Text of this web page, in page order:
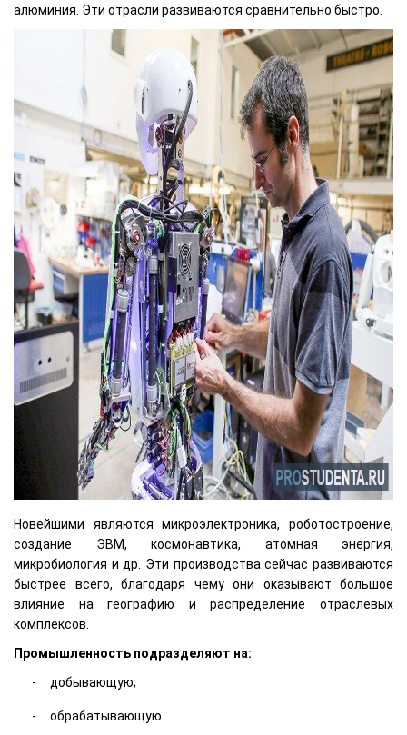
алюминия. Эти отрасли развиваются сравнительно быстро.
Новейшими являются микроэлектроника, роботостроение,
создание ЭВМ, космонавтика, атомная энергия,
микробиология и др. Эти производства сейчас развиваются
быстрее всего, благодаря чему они оказывают большое
влияние на географию и распределение отраслевых
комплексов.
Промышленность подразделяют на:
добывающую;
обрабатывающую.